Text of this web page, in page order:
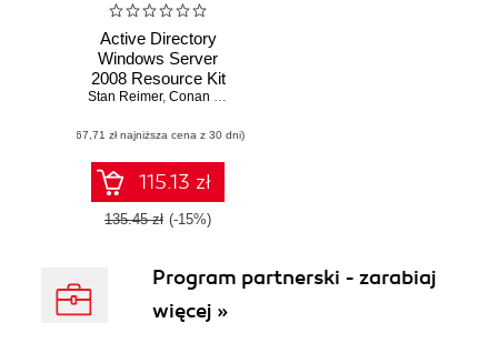
Active Directory
Windows Server
2008 Resource Kit
Stan Reimer, Conan Kezema
(67,71 zł najniższa cena z 30 dni)
115.13 zł
135.45 zł (-15%)
Program partnerski - zarabiaj
więcej »